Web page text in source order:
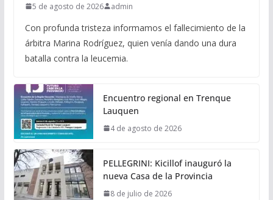
5 de agosto de 2026 admin
Con profunda tristeza informamos el fallecimiento de la
árbitra Marina Rodríguez, quien venía dando una dura
batalla contra la leucemia.
Encuentro regional en Trenque
Lauquen
4 de agosto de 2026
PELLEGRINI: Kicillof inauguró la
nueva Casa de la Provincia
8 de julio de 2026